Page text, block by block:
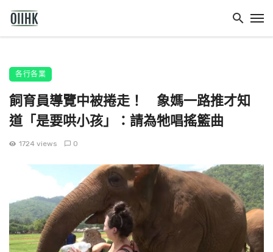
各行各業
飼育員導覽中被捲走！ 象媽一路推才知
道「是要哄小孩」：請為牠唱搖籃曲
1724 views 0